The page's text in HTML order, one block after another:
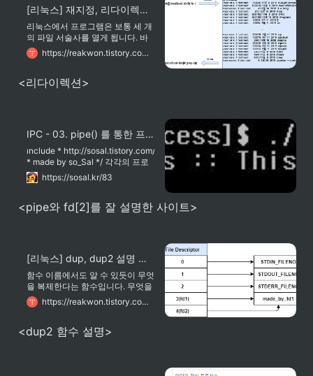
[리눅스] 재지정, 리다이렉션(redirection: >, <)과 파이프(|) 개념과 쉬운 설명
리눅스에서 프로그램은 보통 세 개
의 파일 서술사를 열게 됩니다. 바
로 표준 입력(standard input,
STDIN), 표준 출력(standard
러(standard error, STDERR) 가 되
상을 파일로 다시 지정하는 수단이
라고 볼 수 있는데요. 어떻게 리다
이렉션을 사용할까요?
https://reakwon.tistory.com/115
<리다이렉션>
IPC - 03. pipe() 를 통한 프로세스 통신
include * http://sosal.tistory.com/
* made by so_Sal */ 각각의 프로
세스는 독립적인 메모리 영역을 가
지고 있다. fork() 함수를 쓰더라도,
뿐, 부모 프로세스와 자식 프로세스
할까?
https://sosal.kr/83
<pipe와 fd[2]를 잘 설명한 사이트>
[리눅스] dup, dup2 설명 및 쉬운 사용법, 사용 예제(그림 포함)
함수 이름에서도 알 수 있듯이 무엇
을 복제한다는 함수입니다. 무엇을
복제할까요? 바로 파일 서술자(file
descriptor)입니다. 함수 이름이 너
기 위해서는 를 꼭 include해야합
https://reakwon.tistory.com/104
<dup2 함수 설명>